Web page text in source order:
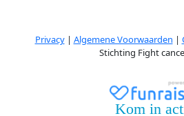
Privacy| Algemene Voorwaarden |
Stichting Fight
Kom in